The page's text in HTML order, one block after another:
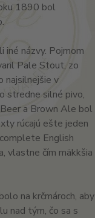
1890 bol
názvy. Pojmom
Pale Stout, zo
v
stredne silné pivo,
a Brown Ale bol
rúcajú ešte jeden
English
vlastne čím mäkkšia
na krčmároch, aby
nad tým, čo sa s